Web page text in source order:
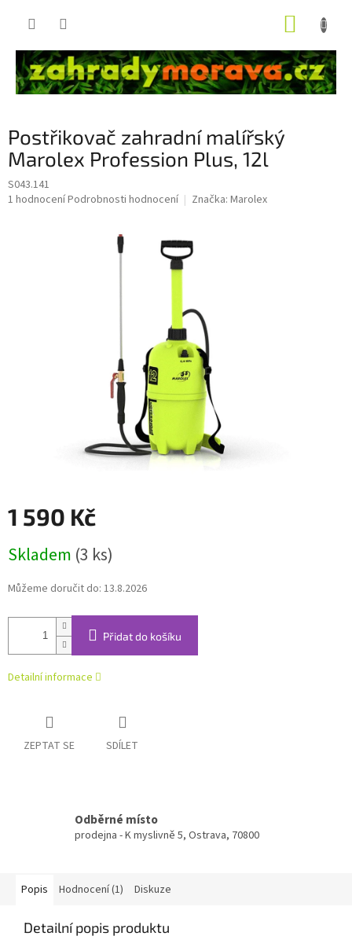
Postřikovač zahradní malířský
Marolex Profession Plus, 12l
S043.141
Průměrné
1 hodnoceníPodrobnosti hodnocení Značka: Marolex
1 590 Kč
cena:
Skladem (3 ks)
Můžeme doručit do: 13.8.2026
Přidat do košíku
Detailní informace
ZEPTAT SE SDÍLET
Odběrné místo
prodejna - K myslivně 5, Ostrava, 70800
Popis Hodnocení (1) Diskuze
Detailní popis produktu